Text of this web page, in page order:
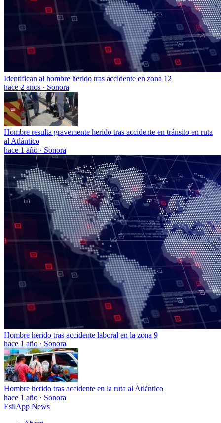
Identifican al hombre herido tras accidente en zona 12
hace 2 años · Sonora
Hombre resulta gravemente herido tras accidente en tránsito en ruta
al Atlántico
hace 1 año · Sonora
Hombre herido tras accidente laboral en la zona 9
hace 1 año · Sonora
Hombre herido tras accidente en la ruta al Atlántico
hace 1 año · Sonora
EsilApp News